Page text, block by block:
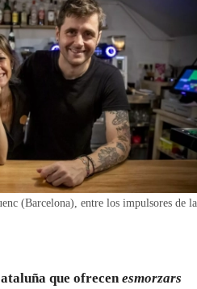
SESIÓN
(Barcelona), entre los impulsores de la
que ofrecenesmorzars